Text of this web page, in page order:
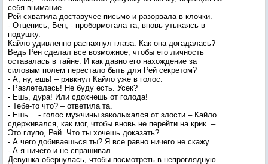
себя внимание.
Рей схватила доставучее письмо и разорвала в клочки.
- Отцепись, Бен, - пробормотала та, вновь утыкаясь в
подушку.
Кайло удивленно распахнул глаза. Как она догадалась?
Ведь Рен сделал все возможное, чтобы его личность
оставалась в тайне. И как давно его нахождение за
силовым полем перестало быть для Рей секретом?
- А, ну, ешь! – рявкнул Кайло уже в голос.
- Разлетелась! Не буду есть. Усек?
- Ешь, дура! Или сдохнешь от голода!
- Тебе-то что? – ответила та.
- Ешь… - голос мужчины заколыхался от злости – Кайло
сдерживался, как мог, чтобы вновь не перейти на крик. –
Это глупо, Рей. Что ты хочешь доказать?
- А чего добиваешься ты? Я все равно ничего не скажу.
- А я ничего и не спрашивал.
Девушка обернулась, чтобы посмотреть в непроглядную